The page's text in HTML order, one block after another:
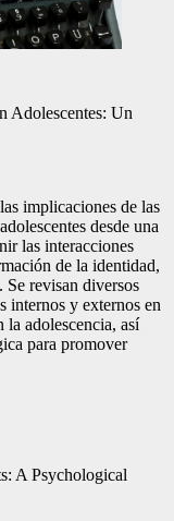
Adolescentes: Un
implicaciones de las
desde una
las interacciones
de la identidad,
Se revisan diversos
internos y externos en
la adolescencia, así
para promover
A Psychological